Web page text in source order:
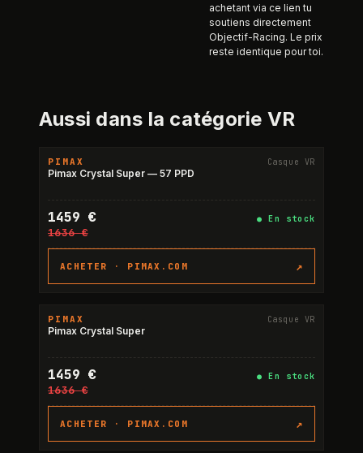
achetant via ce lien tu
soutiens directement
Objectif-Racing. Le prix
reste identique pour toi.
Aussi dans la catégorie VR
-11%
PIMAX Casque VR
Pimax Crystal Super — 57 PPD
1459 € ●En stock
1636 €
ACHETER · PIMAX.COM ↗
-11%
PIMAX Casque VR
Pimax Crystal Super
1459 € ●En stock
1636 €
ACHETER · PIMAX.COM ↗